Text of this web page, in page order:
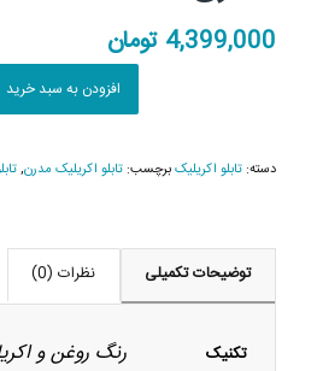
4,399,000 تومان
افزودن به سبد خرید
دسته: تابلو اکریلیکبرچسب: تابلو اکریلیک مدرن,
توضیحات تکمیلی نظرات (0)
تکنیک رنگ روغن و